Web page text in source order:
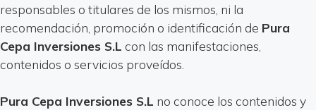
responsables o titulares de los mismos, ni la
recomendación, promoción o identificación de Pura
Cepa Inversiones S.L con las manifestaciones,
contenidos o servicios proveídos.
Pura Cepa Inversiones S.L no conoce los contenidos y